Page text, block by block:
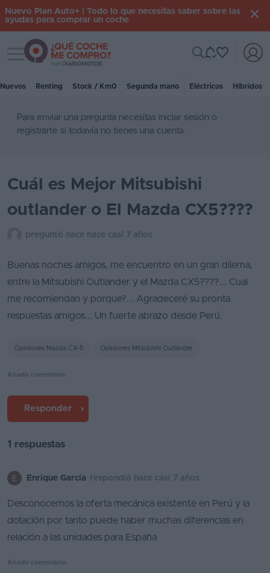
Iniciar
Inicio
Renting
Suscripción
Stock
0
mano
Ofertas
Asistente
de
Guías
de
Comparador
Favoritos
Nuevo Plan Auto+ | Todo lo que necesitas saber sobre las
ayudas para comprar un coche
Toggle navigation
Nuevos Renting Stock / Km0 Segunda mano Eléctricos Híbridos
Para enviar una pregunta necesitas iniciar sesión o
registrarte si todavía no tienes una cuenta.
Cuál es Mejor Mitsubishi
outlander o El Mazda CX5????
preguntó hace hace casi 7 años
Buenas noches amigos, me encuentro en un gran dilema,
entre la Mitsubishi Outlander y el Mazda CX5????... Cual
me recomiendan y porque?... Agradeceré su pronta
respuestas amigos... Un fuerte abrazo desde Perú.
Opiniones Mazda CX-5 Opiniones Mitsubishi Outlander
Añadir comentario
Responder
1 respuestas
Enrique García respondió hace casi 7 años
Desconocemos la oferta mecánica existente en Perú y la
dotación por tanto puede haber muchas diferencias en
relación a las unidades para España
Añadir comentario